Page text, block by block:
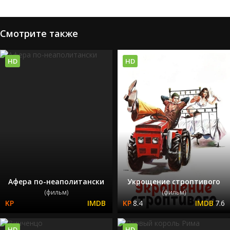
Смотрите также
Афера по-неаполитански
(фильм)
HD
Укрощение строптивого
(фильм)
8.4 7.6
HD